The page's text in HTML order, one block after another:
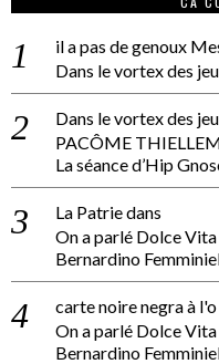
il a pas de genoux
Dans le vortex des
Dans le vortex des
PACÔME
La séance d’Hip
La Patriedans
On a parlé Dolce
Bernardino
carte noire negra à
On a parlé Dolce
Bernardino